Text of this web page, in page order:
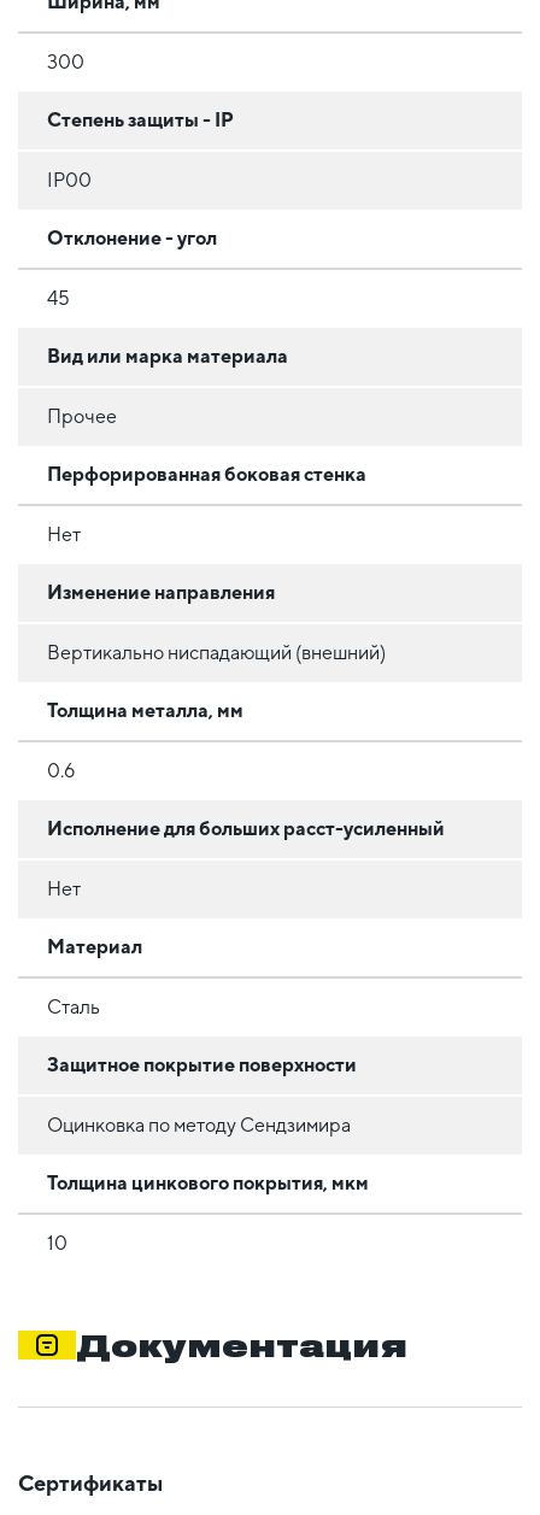
300
Степень защиты - IP
IP00
Отклонение - угол
45
Вид или марка материала
Прочее
Перфорированная боковая стенка
Нет
Изменение направления
Вертикально ниспадающий (внешний)
Толщина металла, мм
0.6
Исполнение для больших расст-усиленный
Нет
Материал
Сталь
Защитное покрытие поверхности
Оцинковка по методу Сендзимира
Толщина цинкового покрытия, мкм
10
Документация
Сертификаты